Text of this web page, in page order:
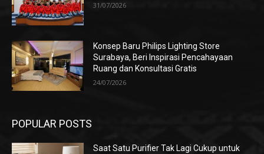
31/07/2026
Konsep Baru Philips Lighting Store
Surabaya, Beri Inspirasi Pencahayaan
Ruang dan Konsultasi Gratis
24/07/2026
POPULAR POSTS
Saat Satu Purifier Tak Lagi Cukup untuk